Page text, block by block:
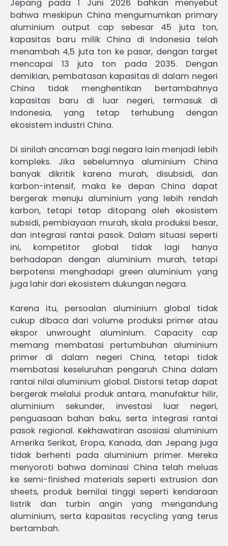
Jepang pada 1 Juni 2026 bahkan menyebut
bahwa meskipun China mengumumkan primary
aluminium output cap sebesar 45 juta ton,
kapasitas baru milik China di Indonesia telah
menambah 4,5 juta ton ke pasar, dengan target
mencapai 13 juta ton pada 2035. Dengan
demikian, pembatasan kapasitas di dalam negeri
China tidak menghentikan bertambahnya
kapasitas baru di luar negeri, termasuk di
Indonesia, yang tetap terhubung dengan
ekosistem industri China.
Di sinilah ancaman bagi negara lain menjadi lebih
kompleks. Jika sebelumnya aluminium China
banyak dikritik karena murah, disubsidi, dan
karbon-intensif, maka ke depan China dapat
bergerak menuju aluminium yang lebih rendah
karbon, tetapi tetap ditopang oleh ekosistem
subsidi, pembiayaan murah, skala produksi besar,
dan integrasi rantai pasok. Dalam situasi seperti
ini, kompetitor global tidak lagi hanya
berhadapan dengan aluminium murah, tetapi
berpotensi menghadapi green aluminium yang
juga lahir dari ekosistem dukungan negara.
Karena itu, persoalan aluminium global tidak
cukup dibaca dari volume produksi primer atau
ekspor unwrought aluminium. Capacity cap
memang membatasi pertumbuhan aluminium
primer di dalam negeri China, tetapi tidak
membatasi keseluruhan pengaruh China dalam
rantai nilai aluminium global. Distorsi tetap dapat
bergerak melalui produk antara, manufaktur hilir,
aluminium sekunder, investasi luar negeri,
penguasaan bahan baku, serta integrasi rantai
pasok regional. Kekhawatiran asosiasi aluminium
Amerika Serikat, Eropa, Kanada, dan Jepang juga
tidak berhenti pada aluminium primer. Mereka
menyoroti bahwa dominasi China telah meluas
ke semi-finished materials seperti extrusion dan
sheets, produk bernilai tinggi seperti kendaraan
listrik dan turbin angin yang mengandung
aluminium, serta kapasitas recycling yang terus
bertambah.